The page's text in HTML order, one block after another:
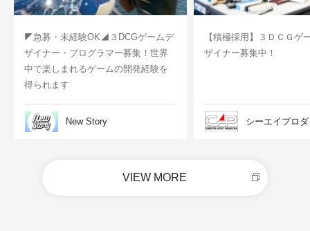
◤急募・未経験OK◢３DCGゲームデ
ザイナー・プログラマー募集！世界
中で楽しまれるゲームの開発経験を
得られます
New Story
【積極採用】３ＤＣＧゲ
ザイナー募集中！
シーエイプロ
VIEW MORE